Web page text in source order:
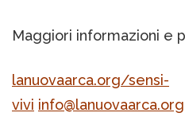
Maggiori informazioni e
lanuovaarca.org/sensi-
vivi info@lanuovaarca.org